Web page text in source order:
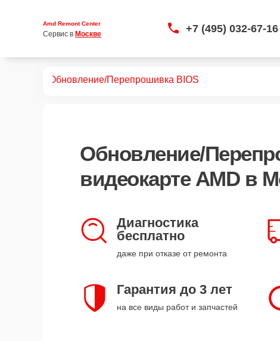
Amd Remont Center
Сервис в Москве +7 (495) 032-67-16
Обновление/Перепрошивка BIOS
Обновление/
видеокарте AMD в
Диагностика
бесплатно
даже при отказе от ремонта
Гарантия до 3 лет
на все виды работ и запчастей